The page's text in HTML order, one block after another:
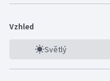
Vzhled
Světlý